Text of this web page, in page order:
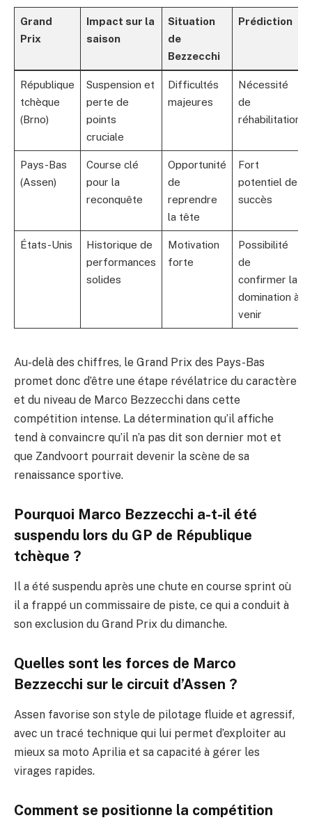
Grand
Prix
Impact sur la
saison
Situation
de
Bezzecchi
Prédiction
République
tchèque
(Brno)
Suspension et
perte de
points
cruciale
Difficultés
majeures
Nécessité
de
réhabilitation
Pays-Bas
(Assen)
Course clé
pour la
reconquête
Opportunité
de
reprendre
la tête
Fort
potentiel de
succès
États-Unis
Historique de
performances
solides
Motivation
forte
Possibilité
de
confirmer la
domination à
venir
Au-delà des chiffres, le Grand Prix des Pays-Bas
promet donc d’être une étape révélatrice du caractère
et du niveau de Marco Bezzecchi dans cette
compétition intense. La détermination qu’il affiche
tend à convaincre qu’il n’a pas dit son dernier mot et
que Zandvoort pourrait devenir la scène de sa
renaissance sportive.
Pourquoi Marco Bezzecchi a-t-il été
suspendu lors du GP de République
tchèque ?
Il a été suspendu après une chute en course sprint où
il a frappé un commissaire de piste, ce qui a conduit à
son exclusion du Grand Prix du dimanche.
Quelles sont les forces de Marco
Bezzecchi sur le circuit d’Assen ?
Assen favorise son style de pilotage fluide et agressif,
avec un tracé technique qui lui permet d’exploiter au
mieux sa moto Aprilia et sa capacité à gérer les
virages rapides.
Comment se positionne la compétition